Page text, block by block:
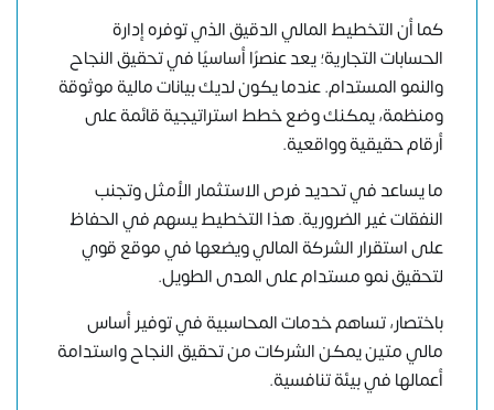
كما أن التخطيط المالي الدقيق الذي توفره إدارة
الحسابات التجارية؛ يعد عنصرًا أساسيًا في تحقيق النجاح
والنمو المستدام. عندما يكون لديك بيانات مالية موثوقة
ومنظمة، يمكنك وضع خطط استراتيجية قائمة على
أرقام حقيقية وواقعية.
ما يساعد في تحديد فرص الاستثمار الأمثل وتجنب
النفقات غير الضرورية. هذا التخطيط يسهم في الحفاظ
على استقرار الشركة المالي ويضعها في موقع قوي
لتحقيق نمو مستدام على المدى الطويل.
باختصار، تساهم خدمات المحاسبية في توفير أساس
مالي متين يمكن الشركات من تحقيق النجاح واستدامة
أعمالها في بيئة تنافسية.